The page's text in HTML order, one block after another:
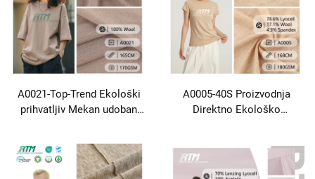
A0021-Top-Trend Ekološki
prihvatljiv Mekan udoban
tkanina Za osnovni sloj
majica&Jeste
A0005-40S Proizvodnja
Direktno Ekološko
Spandex Blend tkanina
Proljetni ljetni prsluke